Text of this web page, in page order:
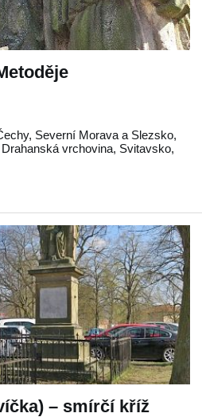
, Severní Morava a Slezsko,
Drahanská vrchovina, Svitavsko,
– smírčí kříž